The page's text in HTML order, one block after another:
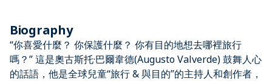
Biography
“你喜愛什麼？ 你保護什麼？ 你有目的地想去哪裡旅行
嗎？” 這是奧古斯托·巴爾韋德(Augusto Valverde) 鼓舞人心
的話語，他是全球兒童“旅行 & 與目的”的主持人和創作者，